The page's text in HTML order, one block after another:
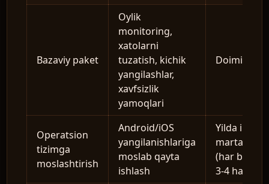
Bazaviy paket
Oylik
monitoring,
xatolarni
tuzatish, kichik
yangilashlar,
xavfsizlik
yamoqlari
Doimiy
Operatsion
tizimga
moslashtirish
Android/iOS
yangilanishlariga
moslab qayta
ishlash
Yilda ikki
marta
(har biri
3-4 hafta)